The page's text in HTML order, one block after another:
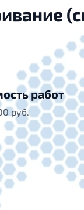
работ
руб.